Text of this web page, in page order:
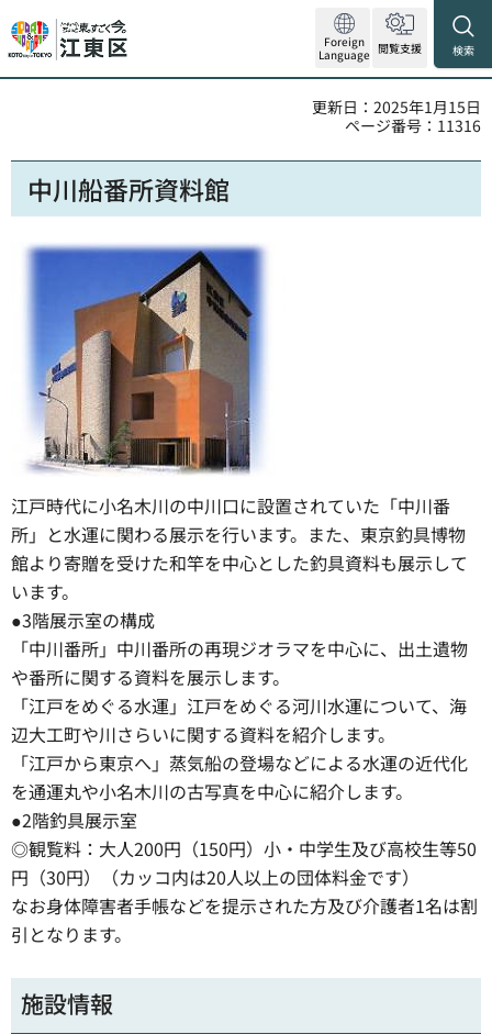
Foreign
Language 閲覧支援 検索
更新日：2025年1月15日
ページ番号：11316
中川船番所資料館
江戸時代に小名木川の中川口に設置されていた「中川番
所」と水運に関わる展示を行います。また、東京釣具博物
館より寄贈を受けた和竿を中心とした釣具資料も展示して
います。
●3階展示室の構成
「中川番所」中川番所の再現ジオラマを中心に、出土遺物
や番所に関する資料を展示します。
「江戸をめぐる水運」江戸をめぐる河川水運について、海
辺大工町や川さらいに関する資料を紹介します。
「江戸から東京へ」蒸気船の登場などによる水運の近代化
を通運丸や小名木川の古写真を中心に紹介します。
●2階釣具展示室
◎観覧料：大人200円（150円）小・中学生及び高校生等50
円（30円）（カッコ内は20人以上の団体料金です）
なお身体障害者手帳などを提示された方及び介護者1名は割
引となります。
施設情報